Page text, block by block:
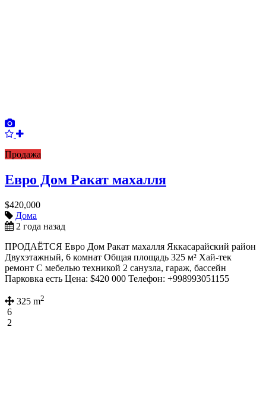
Продажа
Евро Дом Ракат махалля
$420,000
Дома
2 года назад
ПРОДАЁТСЯ Евро Дом Ракат махалля Яккасарайский район
Двухэтажный, 6 комнат Общая площадь 325 м² Хай-тек
ремонт С мебелью техникой 2 санузла, гараж, бассейн
Парковка есть Цена: $420 000 Телефон: +998993051155
325 m2
6
2